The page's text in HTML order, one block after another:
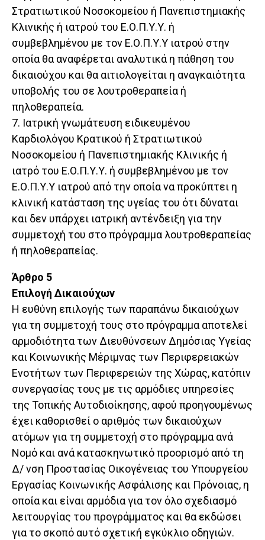
Στρατιωτικού Νοσοκομείου ή Πανεπιστημιακής
Κλινικής ή ιατρού του Ε.Ο.Π.Υ.Υ. ή
συμβεβλημένου με τον Ε.Ο.Π.Υ.Υ ιατρού στην
οποία θα αναφέρεται αναλυτικά η πάθηση του
δικαιούχου και θα αιτιολογείται η αναγκαιότητα
υποβολής του σε λουτροθεραπεία ή
πηλοθεραπεία.
7. Ιατρική γνωμάτευση ειδικευμένου
Καρδιολόγου Κρατικού ή Στρατιωτικού
Νοσοκομείου ή Πανεπιστημιακής Κλινικής ή
ιατρό του Ε.Ο.Π.Υ.Υ. ή συμβεβλημένου με τον
Ε.Ο.Π.Υ.Υ ιατρού από την οποία να προκύπτει η
κλινική κατάσταση της υγείας του ότι δύναται
και δεν υπάρχει ιατρική αντένδειξη για την
συμμετοχή του στο πρόγραμμα λουτροθεραπείας
ή πηλοθεραπείας.
Άρθρο 5
Επιλογή Δικαιούχων
Η ευθύνη επιλογής των παραπάνω δικαιούχων
για τη συμμετοχή τους στο πρόγραμμα αποτελεί
αρμοδιότητα των Διευθύνσεων Δημόσιας Υγείας
και Κοινωνικής Μέριμνας των Περιφερειακών
Ενοτήτων των Περιφερειών της Χώρας, κατόπιν
συνεργασίας τους με τις αρμόδιες υπηρεσίες
της Τοπικής Αυτοδιοίκησης, αφού προηγουμένως
έχει καθορισθεί ο αριθμός των δικαιούχων
ατόμων για τη συμμετοχή στο πρόγραμμα ανά
Νομό και ανά κατασκηνωτικό προορισμό από τη
Δ/ νση Προστασίας Οικογένειας του Υπουργείου
Εργασίας Κοινωνικής Ασφάλισης και Πρόνοιας, η
οποία και είναι αρμόδια για τον όλο σχεδιασμό
λειτουργίας του προγράμματος και θα εκδώσει
για το σκοπό αυτό σχετική εγκύκλιο οδηγιών.